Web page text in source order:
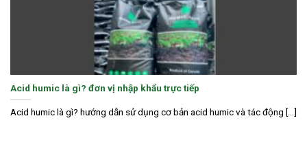
Acid humic là gì? đơn vị nhập khẩu trực tiếp
Acid humic là gì? hướng dẫn sử dụng cơ bản acid humic và tác động [...]